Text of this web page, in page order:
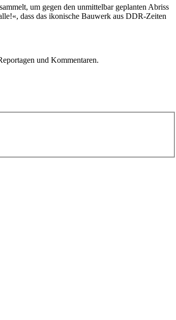
um gegen den unmittelbar geplanten Abriss
dass das ikonische Bauwerk aus DDR-Zeiten
und Kommentaren.